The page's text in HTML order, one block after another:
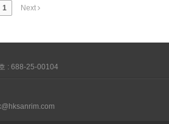
1 Next
: 688-25-00104